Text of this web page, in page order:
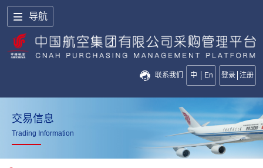
导航
联系我们 中 En 登录 注册
交易信息
Trading Information